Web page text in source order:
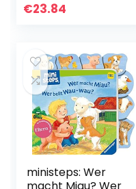
€23.84
ministeps: Wer